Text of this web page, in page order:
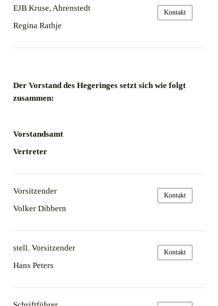
EJB Kruse, Ahrenstedt
Regina Rathje
Kontakt
Der Vorstand des Hegeringes setzt sich wie folgt
zusammen:
Vorstandsamt
Vertreter
Vorsitzender
Volker Dibbern
Kontakt
stell. Vorsitzender
Hans Peters
Kontakt